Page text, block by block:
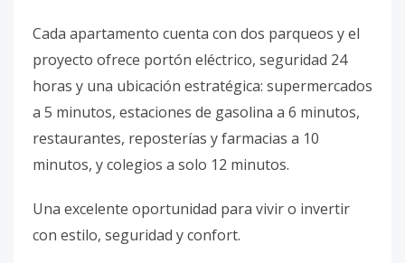
Cada apartamento cuenta con dos parqueos y el
proyecto ofrece portón eléctrico, seguridad 24
horas y una ubicación estratégica: supermercados
a 5 minutos, estaciones de gasolina a 6 minutos,
restaurantes, reposterías y farmacias a 10
minutos, y colegios a solo 12 minutos.
Una excelente oportunidad para vivir o invertir
con estilo, seguridad y confort.